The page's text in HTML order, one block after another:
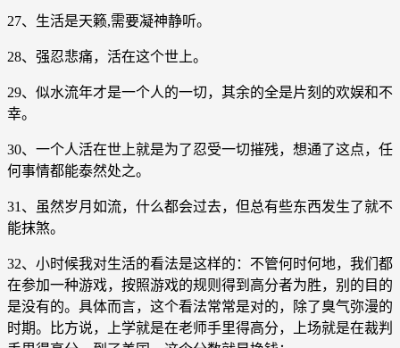
27、生活是天籁,需要凝神静听。
28、强忍悲痛，活在这个世上。
29、似水流年才是一个人的一切，其余的全是片刻的欢娱和不
幸。
30、一个人活在世上就是为了忍受一切摧残，想通了这点，任
何事情都能泰然处之。
31、虽然岁月如流，什么都会过去，但总有些东西发生了就不
能抹煞。
32、小时候我对生活的看法是这样的：不管何时何地，我们都
在参加一种游戏，按照游戏的规则得到高分者为胜，别的目的
是没有的。具体而言，这个看法常常是对的，除了臭气弥漫的
时期。比方说，上学就是在老师手里得高分，上场就是在裁判